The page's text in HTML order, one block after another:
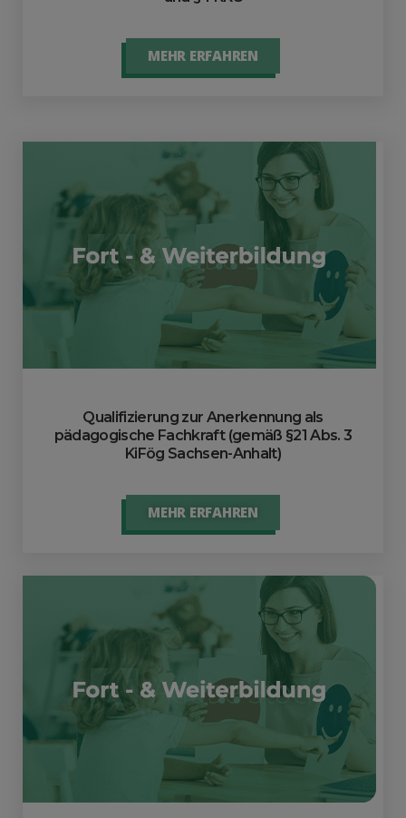
MEHR ERFAHREN
Qualifizierung zur Anerkennung als
pädagogische Fachkraft (gemäß §21 Abs. 3
KiFög Sachsen-Anhalt)
MEHR ERFAHREN